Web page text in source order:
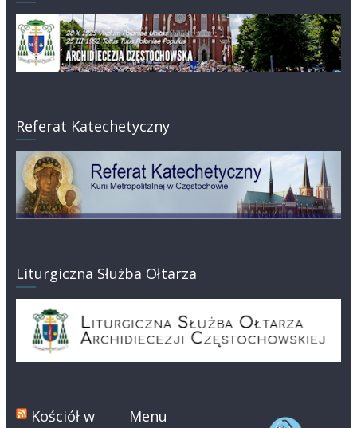
Referat Katechetyczny
Liturgiczna Służba Ołtarza
Kościół w
Menu